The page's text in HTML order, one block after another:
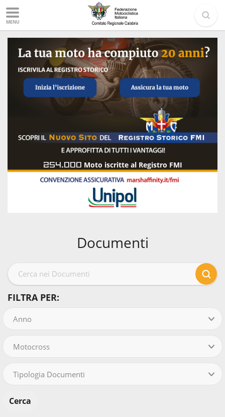
MENU
254.000 Moto iscritte al Registro FMI
Documenti
FILTRA PER:
Anno
Motocross
Tipologia Documenti